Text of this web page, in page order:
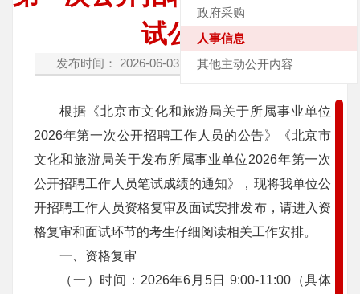
政府采购
人事信息
其他主动公开内容
试公告
发布时间： 2026-06-03 字体：[放大 缩小]
根据《北京市文化和旅游局关于所属事业单位
2026年第一次公开招聘工作人员的公告》《北京市
文化和旅游局关于发布所属事业单位2026年第一次
公开招聘工作人员笔试成绩的通知》，现将我单位公
开招聘工作人员资格复审及面试安排发布，请进入资
格复审和面试环节的考生仔细阅读相关工作安排。
一、资格复审
（一）时间：2026年6月5日 9:00-11:00（具体